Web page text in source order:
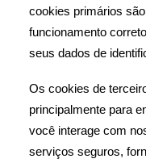
cookies primários
funcionamento
seus dados de
Os cookies de
principalmente para
você interage com
serviços seguros,